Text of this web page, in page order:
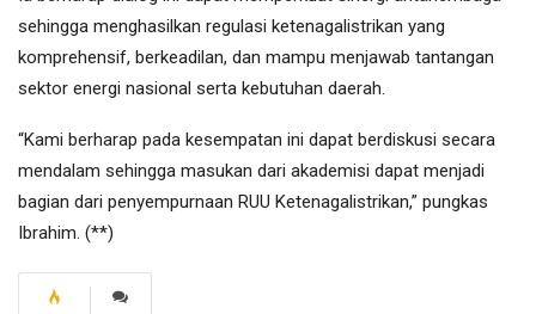
sehingga menghasilkan regulasi ketenagalistrikan yang
komprehensif, berkeadilan, dan mampu menjawab tantangan
sektor energi nasional serta kebutuhan daerah.
“Kami berharap pada kesempatan ini dapat berdiskusi secara
mendalam sehingga masukan dari akademisi dapat menjadi
bagian dari penyempurnaan RUU Ketenagalistrikan,” pungkas
Ibrahim. (**)